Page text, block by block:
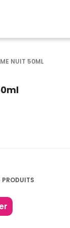
NUIT 50ML
PRODUITS